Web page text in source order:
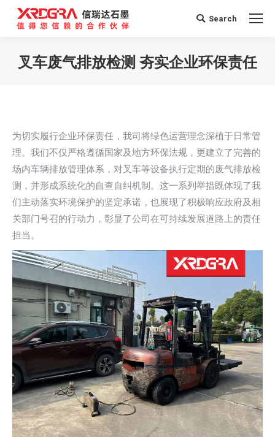
Search:
Search
叉车废气排放检测 夯实企业环保责任
为切实履行企业环保责任，我司将绿色运营理念深植于日常管
理。我们不仅严格遵循国家及地方环保法规，更建立了完善的
场内车辆排放管理体系，对叉车等设备执行定期的废气排放检
测，并形成系统化的自查自纠机制。这一系列举措既体现了我
们主动落实环境保护的坚定承诺，也展现了积极响应政府及相
关部门号召的行动力，彰显了公司在可持续发展道路上的责任
担当。